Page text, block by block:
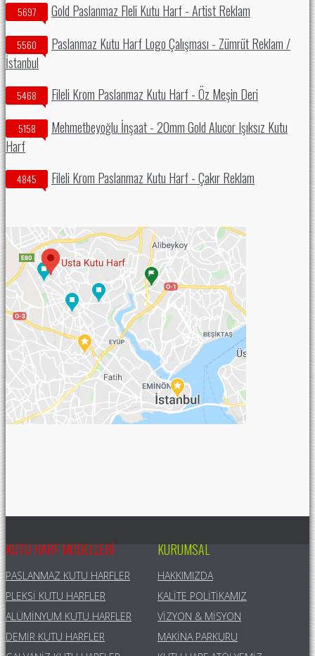
5697 Gold Paslanmaz Fleli Kutu Harf - Artist Reklam
5560
Paslanmaz Kutu Harf Logo Çalışması - Zümrüt Reklam /
İstanbul
5468 Fileli Krom Paslanmaz Kutu Harf - Öz Meşin Deri
5158
Mehmetbeyoğlu İnşaat - 20mm Gold Alucor Işıksız Kutu
Harf
4845 Fileli Krom Paslanmaz Kutu Harf - Çakır Reklam
KUTU HARF MODELLERI
PASLANMAZ KUTU HARFLER
PLEKSI KUTU HARFLER
ALÜMINYUM KUTU HARFLER
DEMIR KUTU HARFLER
KURUMSAL
HAKKIMIZDA
KALITE POLITIKAMIZ
VIZYON & MISYON
MAKINA PARKURU